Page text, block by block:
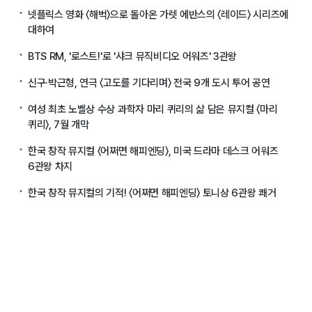
넷플릭스 영화 〈해벅〉으로 돌아온 가렛 에반스의 〈레이드〉 시리즈에
대하여
BTS RM, '로스트!'로 '샤크 뮤직비디오 어워즈' 3관왕
신구·박근형, 연극 〈고도를 기다리며〉 전국 9개 도시 투어 공연
여성 최초 노벨상 수상 과학자 마리 퀴리의 삶 담은 뮤지컬 〈마리
퀴리〉, 7월 개막
한국 창작 뮤지컬 〈어쩌면 해피엔딩〉, 미국 드라마 데스크 어워즈
6관왕 차지
한국 창작 뮤지컬의 기적! 〈어쩌면 해피엔딩〉 토니상 6관왕 쾌거